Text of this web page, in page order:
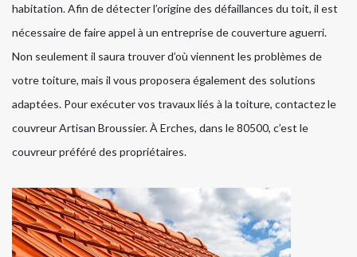
habitation. Afin de détecter l’origine des défaillances du toit, il est
nécessaire de faire appel à un entreprise de couverture aguerri.
Non seulement il saura trouver d’où viennent les problèmes de
votre toiture, mais il vous proposera également des solutions
adaptées. Pour exécuter vos travaux liés à la toiture, contactez le
couvreur Artisan Broussier. À Erches, dans le 80500, c’est le
couvreur préféré des propriétaires.